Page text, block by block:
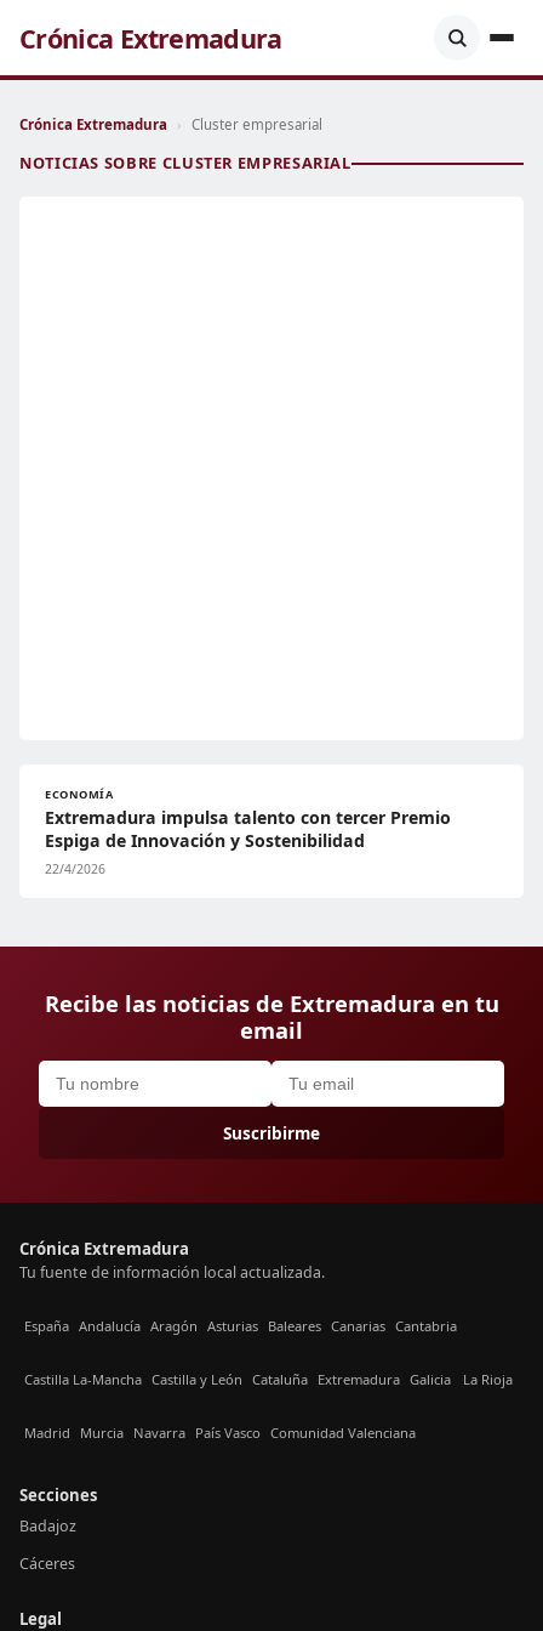
Crónica Extremadura
Crónica Extremadura › Cluster empresarial
NOTICIAS SOBRE CLUSTER EMPRESARIAL
ECONOMÍA
Extremadura impulsa talento con tercer Premio
Espiga de Innovación y Sostenibilidad
22/4/2026
Recibe las noticias de Extremadura en tu
email
Suscribirme
Crónica Extremadura
Tu fuente de información local actualizada.
España Andalucía Aragón Asturias Baleares Canarias Cantabria
Castilla La-Mancha Castilla y León Cataluña Extremadura Galicia La Rioja
Madrid Murcia Navarra País Vasco Comunidad Valenciana
Secciones
Badajoz
Cáceres
Legal